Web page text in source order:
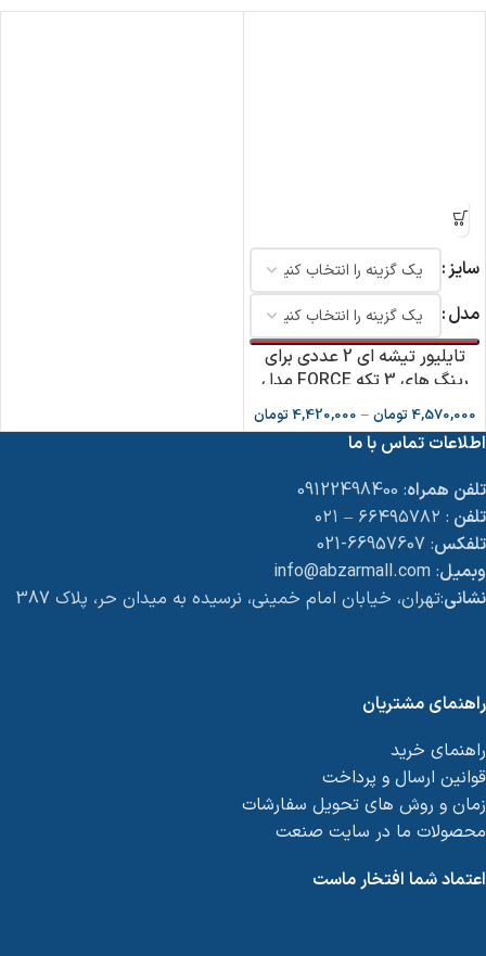
سایز
مدل
تایلیور تیشه ای 2 عددی برای
رینگ های 3 تکه FORCE مدل
F687
4,570,000 تومان –
4,420,000 تومان
اطلاعات تماس با ما
تلفن همراه: 09122498400
تلفن : ۶۶۴۹۵۷۸۲ – ۰۲۱
تلفکس: 66957607-021
وبمیل: info@abzarmall.com
نشانی:تهران، خیابان امام خمینی، نرسیده به میدان حر، پلاک 387
راهنمای مشتریان
راهنمای خرید
قوانین ارسال و پرداخت
زمان و روش های تحویل سفارشات
محصولات ما در سایت صنعت
اعتماد شما افتخار ماست